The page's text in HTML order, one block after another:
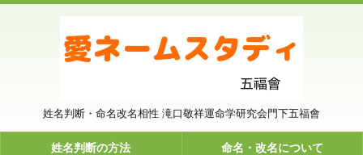
姓名判断・命名改名相性 滝口敬祥運命学研究会門下五福會
姓名判断の方法 命名・改名について